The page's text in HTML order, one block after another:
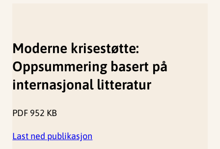
Moderne krisestøtte:
Oppsummering basert på
internasjonal litteratur
PDF 952 KB
Last ned publikasjon